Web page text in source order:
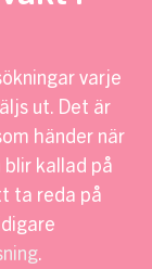
varje
ut. Det är
händer när
kallad på
ta reda på
.